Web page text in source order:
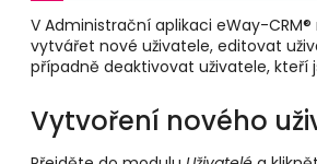
V Administrační aplikaci eWay-
vytvářet nové uživatele, editovat
případně deaktivovat uživatele, kteří
Vytvoření nového